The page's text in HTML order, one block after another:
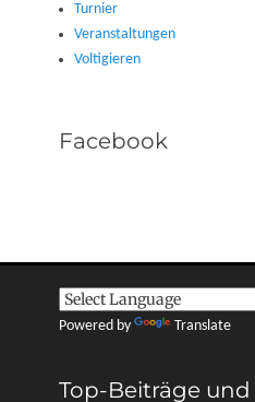
Turnier
Veranstaltungen
Voltigieren
Facebook
Powered by Translate
Top-Beiträge und